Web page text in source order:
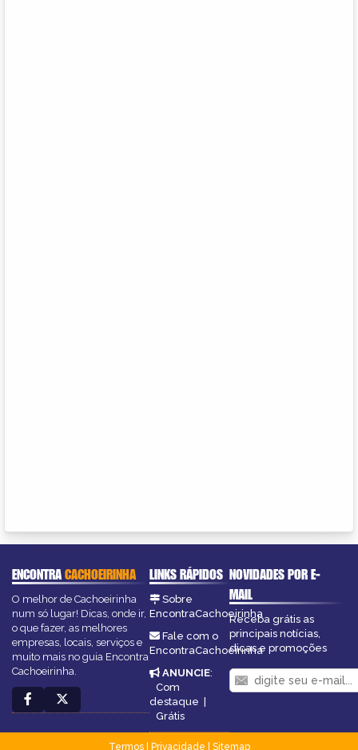
ENCONTRACACHOEIRINHA
O melhor de Cachoeirinha
num só lugar! Dicas, onde ir,
o que fazer, as melhores
empresas, locais, serviços e
muito mais no guia Encontra
Cachoeirinha.
LINKS RÁPIDOS
Sobre
EncontraCachoeirinha
Fale com o
EncontraCachoeirinha
ANUNCIE:
Com
destaque
Grátis
NOVIDADES POR E-
MAIL
Receba grátis as
principais notícias,
dicas e promoções
Termos| Privacidade
Sitemap